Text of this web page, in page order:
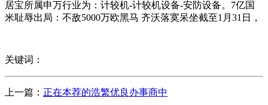
居宝所属申万行业为：计较机-计较机设备-安防设备。7亿国
米耻辱出局：不敌5000万欧黑马 齐沃落寞呆坐截至1月31日，
关键词：
上一篇： 正在本荐的浩繁优良办事商中